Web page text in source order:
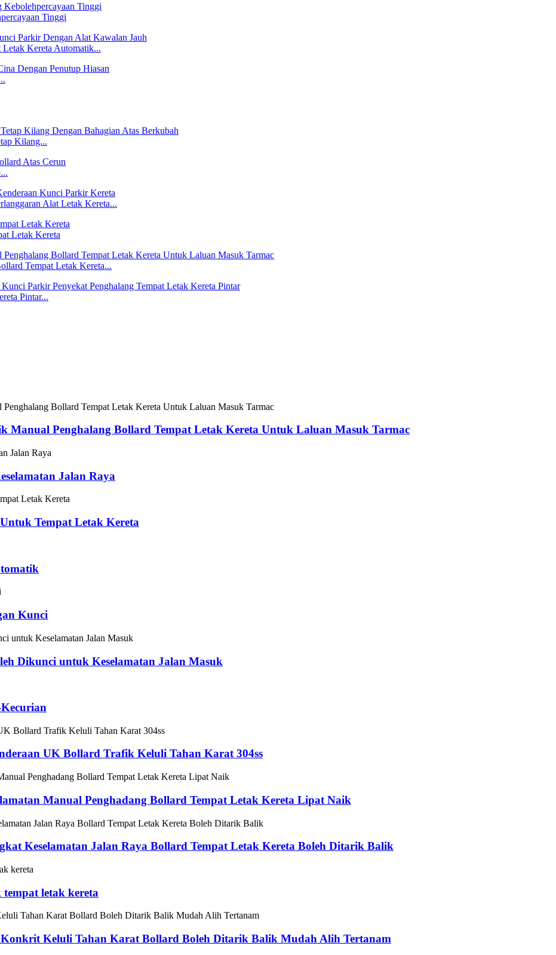
Tinggi
Letak Kereta Automatik...
Kilang...
Alat Letak Kereta...
Letak Kereta
Tempat Letak Kereta...
Pintar...
Manual Penghalang Bollard Tempat Letak Kereta Untuk Laluan Masuk Tarmac
Jalan Raya
Tempat Letak Kereta
Kunci
Dikunci untuk Keselamatan Jalan Masuk
UK Bollard Trafik Keluli Tahan Karat 304ss
Manual Penghadang Bollard Tempat Letak Kereta Lipat Naik
Keselamatan Jalan Raya Bollard Tempat Letak Kereta Boleh Ditarik Balik
letak kereta
Keluli Tahan Karat Bollard Boleh Ditarik Balik Mudah Alih Tertanam